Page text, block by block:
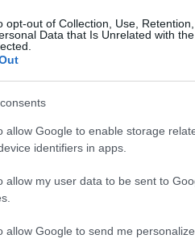
opt-out of Collection, Use,
Data that Is Unrelated with
allow Google to enable storage
identifiers in apps.
allow my user data to be sent to
allow Google to send me